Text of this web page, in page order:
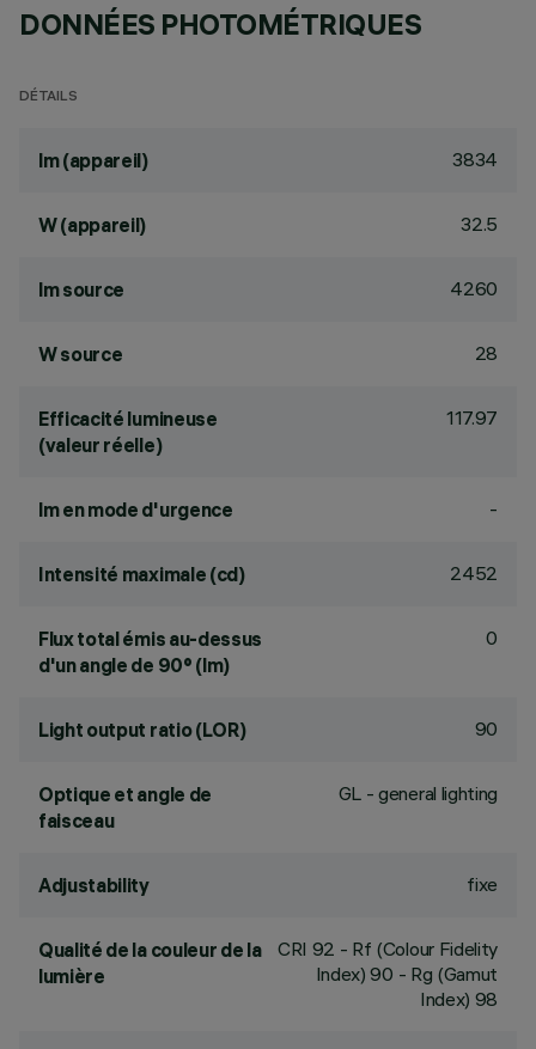
DONNÉES PHOTOMÉTRIQUES
DÉTAILS
lm (appareil) 3834
W (appareil) 32.5
lm source 4260
W source 28
Efficacité lumineuse
(valeur réelle)
117.97
lm en mode d'urgence -
Intensité maximale (cd) 2452
Flux total émis au-dessus
d'un angle de 90° (lm)
0
Light output ratio (LOR) 90
Optique et angle de
faisceau
GL - general lighting
Adjustability fixe
Qualité de la couleur de la
lumière
CRI 92 - Rf (Colour Fidelity
Index) 90 - Rg (Gamut
Index) 98